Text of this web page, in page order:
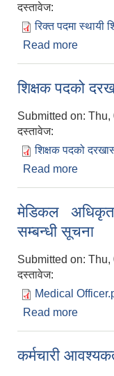
दस्तावेज:
रिक्त पदमा स्थायी
Read more
शिक्षक पदको
Submitted on: Thu,
दस्तावेज:
शिक्षक पदको
Read more
मेडिकल अधिकृत
सम्बन्धी सूचना
Submitted on: Thu,
दस्तावेज:
Medical
Read more
कर्मचारी